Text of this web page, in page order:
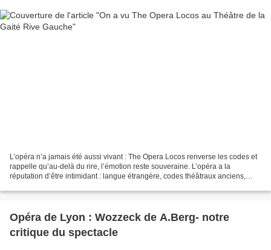
L’opéra n’a jamais été aussi vivant : The Opera Locos renverse les codes et
rappelle qu’au-delà du rire, l’émotion reste souveraine. L’opéra a la
réputation d’être intimidant : langue étrangère, codes théâtraux anciens,
Opéra de Lyon : Wozzeck de A.Berg- notre
critique du spectacle